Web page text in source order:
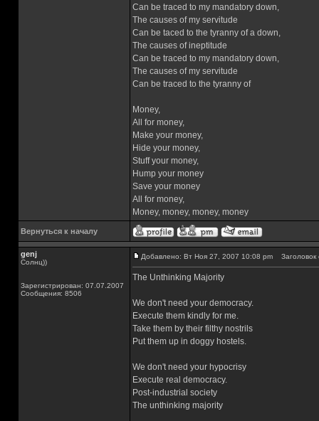
Can be traced to my mandatory down,
The causes of my servitude
Can be taced to the tyranny of a down,
The causes of ineptitude
Can be traced to my mandatory down,
The causes of my servitude
Can be traced to the tyranny of
Money,
All for money,
Make your money,
Hide your money,
Stuff your money,
Hump your money
Save your money
All for money,
Money, money, money, money
Вернуться к началу
genj
Солнц))
Зарегистрирован: 07.07.2007
Сообщения: 8506
Добавлено: Вт Ноя 27, 2007 10:08 pm Заголовок
The Unthinking Majority
We don't need your democracy.
Execute them kindly for me.
Take them by their filthy nostrils
Put them up in doggy hostels.
We don't need your hypocrisy
Execute real democracy.
Post-industrial society
The unthinking majority